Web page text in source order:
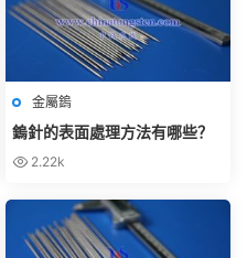
金屬鎢
鎢針的表面處理方法有哪些？
2.22k